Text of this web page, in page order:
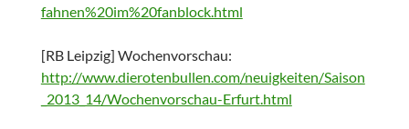
fahnen%20im%20fanblock.html
[RB Leipzig] Wochenvorschau:
http://www.dierotenbullen.com/neuigkeiten/Saison
_2013_14/Wochenvorschau-Erfurt.html